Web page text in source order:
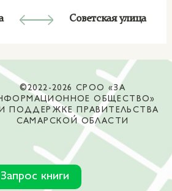
Советская улица
©2022-2026 СРОО «ЗА
ОБЩЕСТВО»
ПОДДЕРЖКЕ ПРАВИТЕЛЬСТВА
САМАРСКОЙ ОБЛАСТИ
Запрос книги